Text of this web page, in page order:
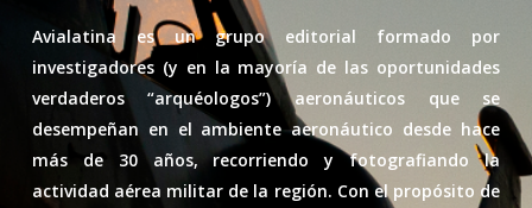
Avialatina es un grupo editorial formado por
investigadores (y en la mayoría de las oportunidades
verdaderos “arquéologos”) aeronáuticos que se
desempeñan en el ambiente aeronáutico desde hace
más de 30 años, recorriendo y fotografiando la
actividad aérea militar de la región. Con el propósito de